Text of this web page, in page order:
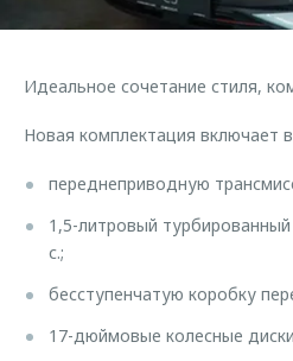
Страхование
Одежда и сувениры
Оригинальные аксессуары
Запчасти
Калькулятор трейд-ин
Руководства по эксплуатации
Клуб владельцев OMODA
Приложение O&J
Аксессуары
Оригинальные аксессуары
Запчасти
Обратная связь
Идеальное сочетание стиля,
Новая комплектация включает
переднеприводную
1,5-литровый
с.;
бесступенчатую коробку
17-дюймовые колесные